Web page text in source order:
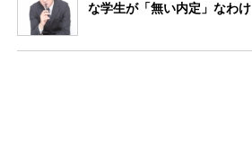
な学生が「無い内定」なわけ